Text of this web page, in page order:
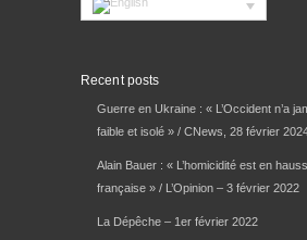
Recent posts
Guerre en Ukraine : « L’Occident n’a
faible et isolé » / CNews, 28 février
Alain Bauer : « L’homicidité est en
française » / L’Opinion – 3 février 2022
La Dépêche – 1er février 2022